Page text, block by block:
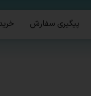
پیگیری سفارش